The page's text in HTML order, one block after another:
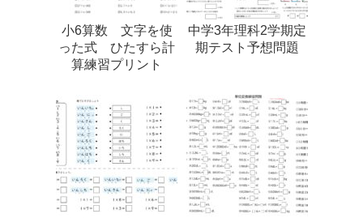
小6算数 文字を使
った式 ひたすら計
算練習プリント
中学3年理科2学期定
期テスト予想問題